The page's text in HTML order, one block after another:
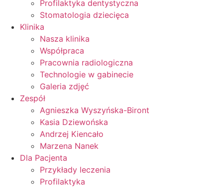
Profilaktyka dentystyczna
Stomatologia dziecięca
Klinika
Nasza klinika
Współpraca
Pracownia radiologiczna
Technologie w gabinecie
Galeria zdjęć
Zespół
Agnieszka Wyszyńska-Biront
Kasia Dziewońska
Andrzej Kiencało
Marzena Nanek
Dla Pacjenta
Przykłady leczenia
Profilaktyka